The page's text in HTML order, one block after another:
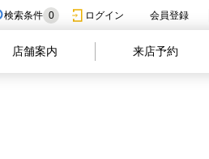
検索条件 0 ログイン 会員登録
店舗案内 来店予約